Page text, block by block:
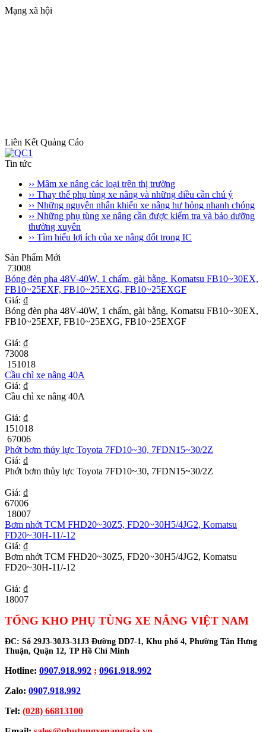
Mạng xã hội
Liên Kết Quảng Cáo
Tin tức
›› Mâm xe nâng các loại trên thị trường
›› Thay thế phụ tùng xe nâng và những điều cần chú ý
›› Những nguyên nhân khiến xe nâng hư hỏng nhanh chóng
›› Những phụ tùng xe nâng cần được kiểm tra và bảo dưỡng
thường xuyên
›› Tìm hiểu lợi ích của xe nâng đốt trong IC
Sản Phẩm Mới
73008
Bóng đèn pha 48V-40W, 1 chấm, gài bằng, Komatsu FB10~30EX,
FB10~25EXF, FB10~25EXG, FB10~25EXGF
Giá: ₫
Bóng đèn pha 48V-40W, 1 chấm, gài bằng, Komatsu FB10~30EX,
FB10~25EXF, FB10~25EXG, FB10~25EXGF
Giá: ₫
73008
151018
Cầu chì xe nâng 40A
Giá: ₫
Cầu chì xe nâng 40A
Giá: ₫
151018
67006
Phớt bơm thủy lực Toyota 7FD10~30, 7FDN15~30/2Z
Giá: ₫
Phớt bơm thủy lực Toyota 7FD10~30, 7FDN15~30/2Z
Giá: ₫
67006
18007
Bơm nhớt TCM FHD20~30Z5, FD20~30H5/4JG2, Komatsu
FD20~30H-11/-12
Giá: ₫
Bơm nhớt TCM FHD20~30Z5, FD20~30H5/4JG2, Komatsu
FD20~30H-11/-12
Giá: ₫
18007
TỔNG KHO PHỤ TÙNG XE NÂNG VIỆT NAM
ĐC: Số 29J3-30J3-31J3 Đường DD7-1, Khu phố 4, Phường Tân Hưng
Thuận, Quận 12, TP Hồ Chí Minh
Hotline: 0907.918.992 ; 0961.918.992
Zalo: 0907.918.992
Tel: (028) 66813100